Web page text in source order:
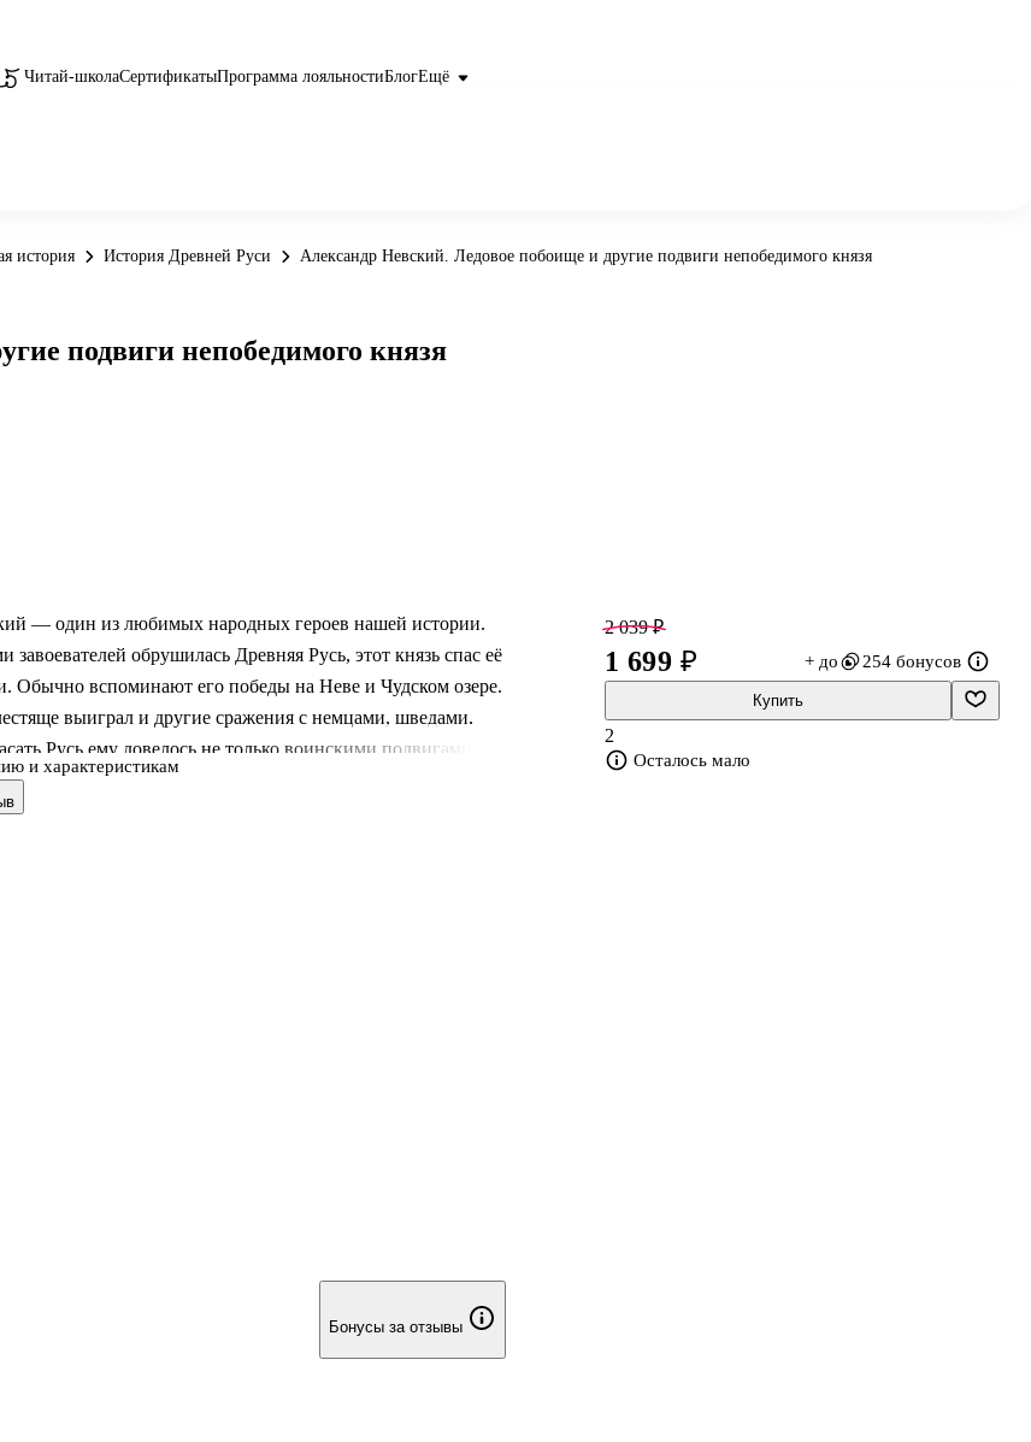
Читай-школаСертификатыПрограмма лояльностиБлогЕщё
история История Древней Руси Александр Невский. Ледовое побоище и другие подвиги непобедимого князя
— один из любимых народных героев нашей истории.
завоевателей обрушилась Древняя Русь, этот князь спас её
Обычно вспоминают его победы на Неве и Чудском озере.
выиграл и другие сражения с немцами, шведами,
Русь ему довелось не только воинскими подвигами.
мудрой политикой. Спасал личным обаянием и
вокруг себя народ. Спасал своей любовью к людям,
и характеристикам
подвиги непобедимого князя
2 039 ₽
1 699 ₽ + до 254 бонусов
Купить
2
Осталось мало
Бонусы за отзывы